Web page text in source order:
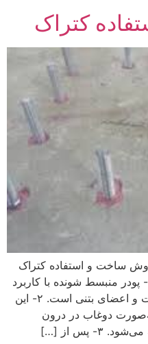
کتراک
ساخت و استفاده کتراک
روش ساخت و استفاده کتراک ۱- پودر منبسط شونده با کاربرد
تخریبی در معادن و همچنین قطعات و اعضای بتنی است. ۲- این
دوغاب در درون
پس از […]